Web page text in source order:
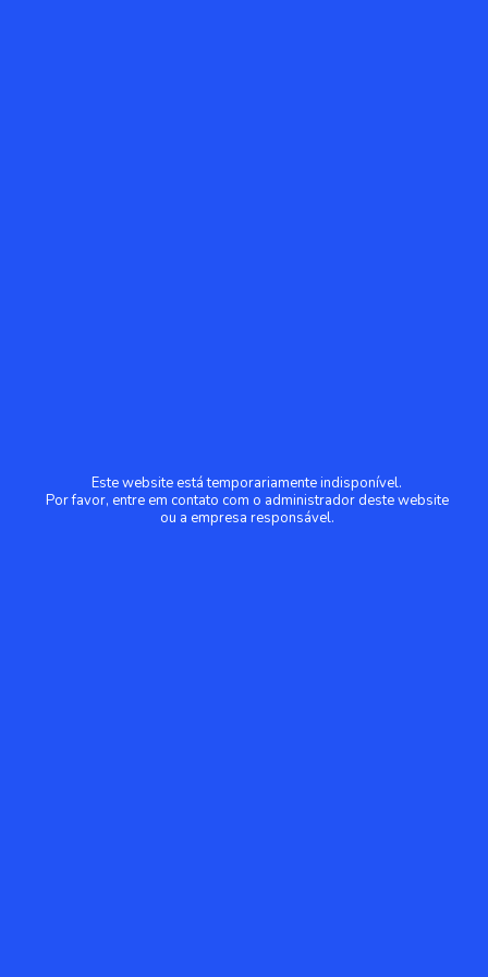
Este website está temporariamente indisponível.
Por favor, entre em contato com o administrador deste website
ou a empresa responsável.